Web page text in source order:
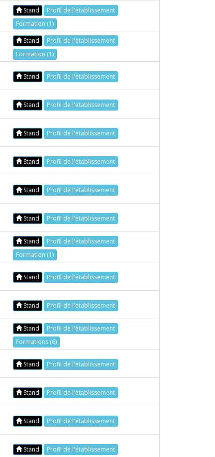
Stand
Profil de l'établissement
Formation (1)
Stand
Profil de l'établissement
Formation (1)
Stand Profil de l'établissement
Stand Profil de l'établissement
Stand Profil de l'établissement
Stand Profil de l'établissement
Stand Profil de l'établissement
Stand Profil de l'établissement
Stand
Profil de l'établissement
Formation (1)
Stand Profil de l'établissement
Stand Profil de l'établissement
Stand
Profil de l'établissement
Formations (6)
Stand Profil de l'établissement
Stand Profil de l'établissement
Stand Profil de l'établissement
Stand Profil de l'établissement